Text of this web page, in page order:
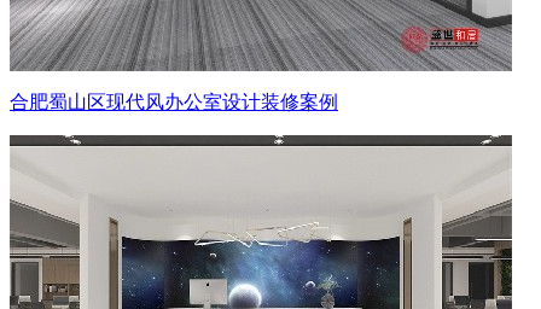
合肥蜀山区现代风办公室设计装修案例